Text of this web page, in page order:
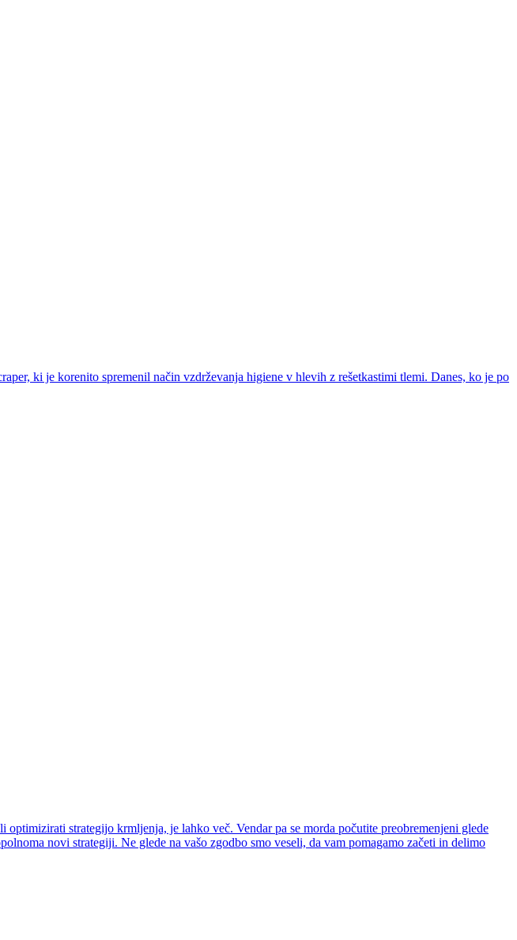
ki je korenito spremenil način vzdrževanja higiene v hlevih z rešetkastimi tlemi. Danes, ko je po
strategijo krmljenja, je lahko več. Vendar pa se morda počutite preobremenjeni glede
novi strategiji. Ne glede na vašo zgodbo smo veseli, da vam pomagamo začeti in delimo